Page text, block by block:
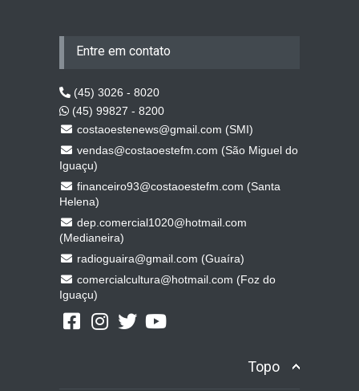
Entre em contato
(45) 3026 - 8020
(45) 99827 - 8200
costaoestenews@gmail.com (SMI)
vendas@costaoestefm.com (São Miguel do
Iguaçu)
financeiro93@costaoestefm.com (Santa
Helena)
dep.comercial1020@hotmail.com
(Medianeira)
radioguaira@gmail.com (Guaíra)
comercialcultura@hotmail.com (Foz do
Iguaçu)
Topo